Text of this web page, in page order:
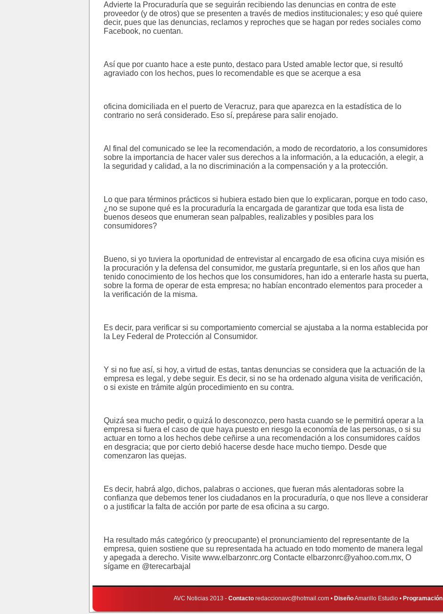
Advierte la Procuraduría que se seguirán recibiendo las denuncias en contra de este
proveedor (y de otros) que se presenten a través de medios institucionales; y eso qué quiere
decir, pues que las denuncias, reclamos y reproches que se hagan por redes sociales como
Facebook, no cuentan.
Así que por cuanto hace a este punto, destaco para Usted amable lector que, si resultó
agraviado con los hechos, pues lo recomendable es que se acerque a esa
oficina domiciliada en el puerto de Veracruz, para que aparezca en la estadística de lo
contrario no será considerado. Eso sí, prepárese para salir enojado.
Al final del comunicado se lee la recomendación, a modo de recordatorio, a los consumidores
sobre la importancia de hacer valer sus derechos a la información, a la educación, a elegir, a
la seguridad y calidad, a la no discriminación a la compensación y a la protección.
Lo que para términos prácticos si hubiera estado bien que lo explicaran, porque en todo caso,
¿no se supone qué es la procuraduría la encargada de garantizar que toda esa lista de
buenos deseos que enumeran sean palpables, realizables y posibles para los
consumidores?
Bueno, si yo tuviera la oportunidad de entrevistar al encargado de esa oficina cuya misión es
la procuración y la defensa del consumidor, me gustaría preguntarle, si en los años que han
tenido conocimiento de los hechos que los consumidores, han ido a enterarle hasta su puerta,
sobre la forma de operar de esta empresa; no habían encontrado elementos para proceder a
la verificación de la misma.
Es decir, para verificar si su comportamiento comercial se ajustaba a la norma establecida por
la Ley Federal de Protección al Consumidor.
Y si no fue así, si hoy, a virtud de estas, tantas denuncias se considera que la actuación de la
empresa es legal, y debe seguir. Es decir, si no se ha ordenado alguna visita de verificación,
o si existe en trámite algún procedimiento en su contra.
Quizá sea mucho pedir, o quizá lo desconozco, pero hasta cuando se le permitirá operar a la
empresa si fuera el caso de que haya puesto en riesgo la economía de las personas, o si su
actuar en torno a los hechos debe ceñirse a una recomendación a los consumidores caídos
en desgracia; que por cierto debió hacerse desde hace mucho tiempo. Desde que
comenzaron las quejas.
Es decir, habrá algo, dichos, palabras o acciones, que fueran más alentadoras sobre la
confianza que debemos tener los ciudadanos en la procuraduría, o que nos lleve a considerar
o a justificar la falta de acción por parte de esa oficina a su cargo.
Ha resultado más categórico (y preocupante) el pronunciamiento del representante de la
empresa, quien sostiene que su representada ha actuado en todo momento de manera legal
y apegada a derecho. Visite www.elbarzonrc.org Contacte elbarzonrc@yahoo.com.mx, O
sígame en @terecarbajal
AVC Noticias 2013 - Contacto redaccionavc@hotmail.com • DiseñoAmarillo Estudio • Programación